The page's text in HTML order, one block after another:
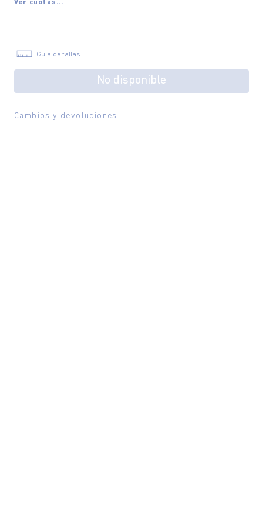
Ver cuotas...
Guía de tallas
No disponible
Cambios y devoluciones